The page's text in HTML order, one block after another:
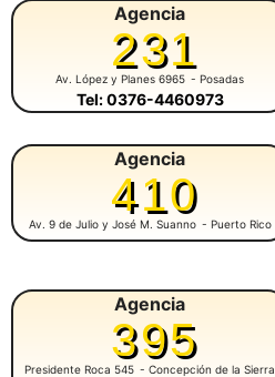
Agencia
231
Av. López y Planes 6965 - Posadas
Tel: 0376-4460973
Agencia
410
Av. 9 de Julio y José M. Suanno - Puerto Rico
Agencia
395
Presidente Roca 545 - Concepción de la Sierra